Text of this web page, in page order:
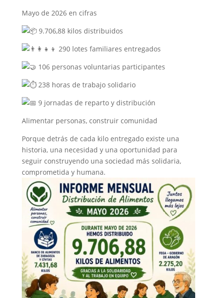
Mayo de 2026 en cifras
9.706,88 kilos distribuidos
290 lotes familiares entregados
106 personas voluntarias participantes
238 horas de trabajo solidario
9 jornadas de reparto y distribución
Alimentar personas, construir comunidad
Porque detrás de cada kilo entregado existe una
historia, una necesidad y una oportunidad para
seguir construyendo una sociedad más solidaria,
comprometida y humana.